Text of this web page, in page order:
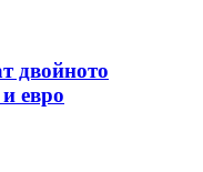
двойното
евро